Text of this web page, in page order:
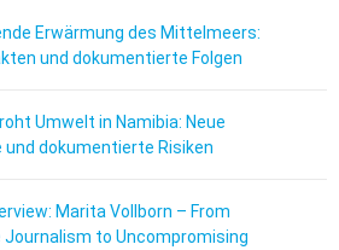
Erwärmung des Mittelmeers:
und dokumentierte Folgen
Umwelt in Namibia: Neue
dokumentierte Risiken
Marita Vollborn – From
Journalism to Uncompromising